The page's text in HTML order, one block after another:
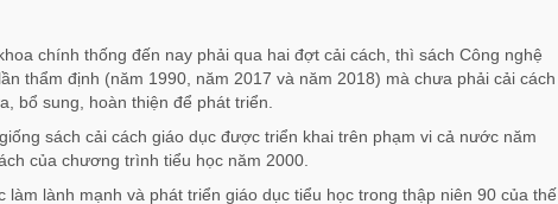
chính thống đến nay phải qua hai đợt cải cách, thì sách Công nghệ
thẩm định (năm 1990, năm 2017 và năm 2018) mà chưa phải cải cách
bổ sung, hoàn thiện để phát triển.
sách cải cách giáo dục được triển khai trên phạm vi cả nước năm
của chương trình tiểu học năm 2000.
làm lành mạnh và phát triển giáo dục tiểu học trong thập niên 90 của thế